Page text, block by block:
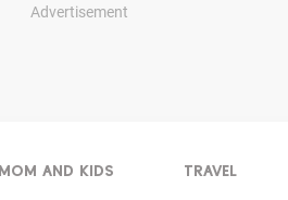
Advertisement
MOM AND KIDS TRAVEL